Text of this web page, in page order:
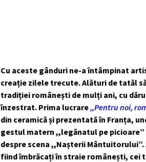
Cu aceste gânduri ne-a întâmpinat
creație zilele trecute. Alături de tatăl
tradiției românești de mulți ani, cu
înzestrat. Prima lucrare,,Pentru noi,
din ceramică și prezentată în Franța,
gestul matern ,,legănatul pe
despre scena ,,Nașterii
fiind îmbrăcați în straie românești, cei